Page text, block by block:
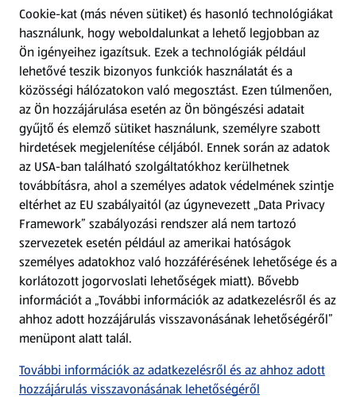
Kérdőív
Fizetési lehetőségek
ALDI utalványok
Árcsökkentés
Adattörlő alkalmazás
Szervizpont
(új oldalon nyílik meg)
Fedezz fel minket az interneten!
Töltsd le az ALDI Magyarország applikációt!
Cookie-kat (más néven sütiket) és hasonló technológiákat
használunk, hogy weboldalunkat a lehető legjobban az
Ön igényeihez igazítsuk. Ezek a technológiák például
lehetővé teszik bizonyos funkciók használatát és a
közösségi hálózatokon való megosztást. Ezen túlmenően,
az Ön hozzájárulása esetén az Ön böngészési adatait
gyűjtő és elemző sütiket használunk, személyre szabott
hirdetések megjelenítése céljából. Ennek során az adatok
az USA-ban található szolgáltatókhoz kerülhetnek
továbbításra, ahol a személyes adatok védelmének szintje
eltérhet az EU szabályaitól (az úgynevezett „Data Privacy
Framework” szabályozási rendszer alá nem tartozó
szervezetek esetén például az amerikai hatóságok
személyes adatokhoz való hozzáférésének lehetősége és a
korlátozott jogorvoslati lehetőségek miatt). Bővebb
információt a „További információk az adatkezelésről és az
ahhoz adott hozzájárulás visszavonásának lehetőségéről”
menüpont alatt talál.
További információk az adatkezelésről és az ahhoz adott
hozzájárulás visszavonásának lehetőségéről